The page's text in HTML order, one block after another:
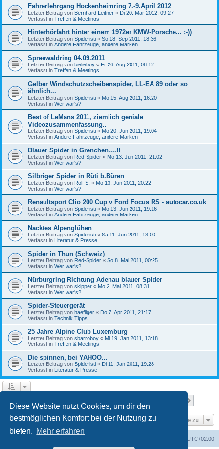
Diese Website nutzt Cookies, um dir den
bestmöglichen Komfort bei der Nutzung zu
bieten. Mehr erfahren
Fahrerlehrgang Hockenheimring 7.-9.April 2012
Letzter Beitrag von Bernhard Leitner « Di 20. Mär 2012, 09:27
Verfasst in Treffen & Meetings
Hinterhörfahrt hinter einem 1972er KMW-Porsche... :-))
Letzter Beitrag von Spideristi « So 18. Sep 2011, 18:36
Verfasst in Andere Fahrzeuge, andere Marken
Spreewaldring 04.09.2011
Letzter Beitrag von bielieboy « Fr 26. Aug 2011, 08:12
Verfasst in Treffen & Meetings
Gelber Windschutzscheibenspider, LL-EA 89 oder so
ähnlich...
Letzter Beitrag von Spideristi « Mo 15. Aug 2011, 16:20
Verfasst in Wer war's?
Best of LeMans 2011, ziemlich geniale
Videozusammenfassung..
Letzter Beitrag von Spideristi « Mo 20. Jun 2011, 19:04
Verfasst in Andere Fahrzeuge, andere Marken
Blauer Spider in Grenchen....!!
Letzter Beitrag von Red-Spider « Mo 13. Jun 2011, 21:02
Verfasst in Wer war's?
Silbriger Spider in Rüti b.Büren
Letzter Beitrag von Rolf S. « Mo 13. Jun 2011, 20:22
Verfasst in Wer war's?
Renaultsport Clio 200 Cup v Ford Focus RS - autocar.co.uk
Letzter Beitrag von Spideristi « Mo 13. Jun 2011, 19:16
Verfasst in Andere Fahrzeuge, andere Marken
Nacktes Alpenglühen
Letzter Beitrag von Spideristi « Sa 11. Jun 2011, 13:00
Verfasst in Literatur & Presse
Spider in Thun (Schweiz)
Letzter Beitrag von Red-Spider « So 8. Mai 2011, 00:25
Verfasst in Wer war's?
Nürburgring Richtung Adenau blauer Spider
Letzter Beitrag von skipper « Mo 2. Mai 2011, 08:31
Verfasst in Wer war's?
Spider-Steuergerät
Letzter Beitrag von haefliger « Do 7. Apr 2011, 21:17
Verfasst in Technik Tipps
25 Jahre Alpine Club Luxemburg
Letzter Beitrag von sbarroboy « Mi 19. Jan 2011, 13:18
Verfasst in Treffen & Meetings
Die spinnen, bei YAHOO...
Letzter Beitrag von Spideristi « Di 11. Jan 2011, 19:28
Verfasst in Literatur & Presse
Gehe zu
UTC+02:00